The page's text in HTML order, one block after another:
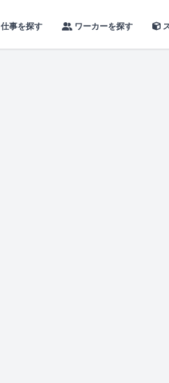
仕事を探す ワーカーを探す